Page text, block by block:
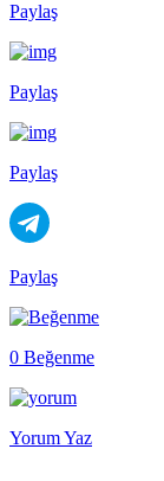
Paylaş
Paylaş
Paylaş
Paylaş
0 Beğenme
Yorum Yaz